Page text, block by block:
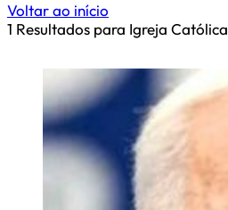
Voltar ao início
1 Resultados para Igreja Católica